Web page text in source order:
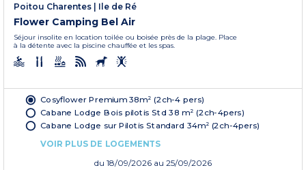
Poitou Charentes
Ile de Ré
Flower Camping Bel Air
Séjour insolite en location toilée ou boisée près de la plage. Place
à la détente avec la piscine chauffée et les spas.
Cosyflower Premium 38m² (2ch-4 pers)
Cabane Lodge Bois pilotis Std 38 m² (2ch-4pers)
Cabane Lodge sur Pilotis Standard 34m² (2ch-4pers)
VOIR PLUS DE LOGEMENTS
du 18/09/2026 au 25/09/2026